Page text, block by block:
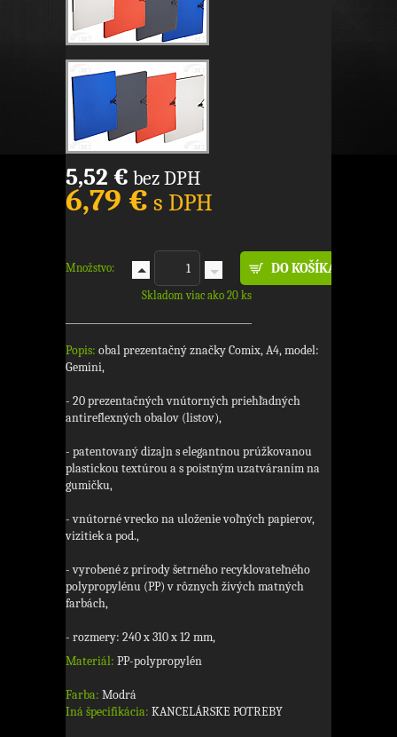
5,52 € bez DPH
6,79 € s DPH
Množstvo:
Skladom viac ako 20 ks
Popis: obal prezentačný značky Comix, A4, model:
Gemini,
- 20 prezentačných vnútorných priehľadných
antireflexných obalov (listov),
- patentovaný dizajn s elegantnou prúžkovanou
plastickou textúrou a s poistným uzatváraním na
gumičku,
- vnútorné vrecko na uloženie voľných papierov,
vizitiek a pod.,
- vyrobené z prírody šetrného recyklovateľného
polypropylénu (PP) v rôznych živých matných
farbách,
- rozmery: 240 x 310 x 12 mm,
Materiál: PP-polypropylén
Farba: Modrá
Iná špecifikácia: KANCELÁRSKE POTREBY